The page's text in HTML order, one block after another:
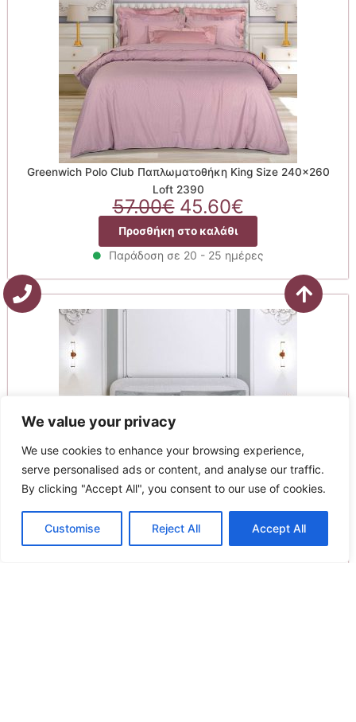
We value your privacy
We use cookies to enhance your browsing experience,
serve personalised ads or content, and analyse our traffic.
By clicking "Accept All", you consent to our use of cookies.
Customise Reject All Accept All
Greenwich Polo Club Παπλωματοθήκη King Size 240×260
Loft 2390
57.00€ Original
price
was:
57.00€.
45.60€Η
τρέχουσα
τιμή
είναι:
45.60€.
Προσθήκη στο καλάθι
Παράδοση σε 20 - 25 ημέρες